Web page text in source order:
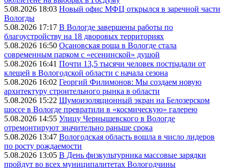
5.08.2026 18:03 Новый офис МФЦ открылся в заречной части
Вологды
5.08.2026 17:17 В Вологде завершены работы по
благоустройству на 18 дворовых территориях
5.08.2026 16:50 Осановская роща в Вологде стала
современным парком с «есенинской» душой
5.08.2026 16:41 Почти 13,5 тысячи человек пострадали от
клещей в Вологодской области с начала сезона
5.08.2026 16:02 Георгий Филимонов: Мы создаем новую
архитектуру строительного рынка в области
5.08.2026 15:22 Шумоизоляционный экран на Белозерском
шоссе в Вологде превратили в «космическую» галерею
5.08.2026 14:55 Улицу Чернышевского в Вологде
отремонтируют значительно раньше срока
5.08.2026 13:47 Вологодская область вошла в число лидеров
по росту рождаемости
5.08.2026 13:05 В День физкультурника массовые зарядки
пройдут во всех муниципалитетах Вологодчины